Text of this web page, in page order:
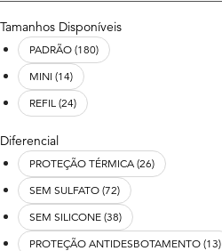
R$ 0,00
R$ 2.354,00
Tamanhos Disponíveis
PADRÃO (180)
MINI (14)
REFIL (24)
Diferencial
PROTEÇÃO TÉRMICA (26)
SEM SULFATO (72)
SEM SILICONE (38)
PROTEÇÃO ANTIDESBOTAMENTO (13)